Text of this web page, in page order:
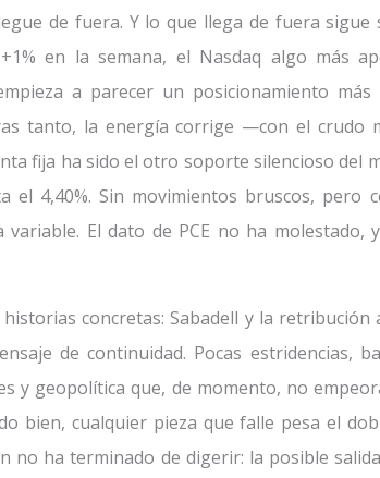
de fuera. Y lo que llega de fuera sigue
en la semana, el Nasdaq algo más
a parecer un posicionamiento
tanto, la energía corrige —con el
fija ha sido el otro soporte silencioso del
el 4,40%. Sin movimientos bruscos, pero
El dato de PCE no ha molestado,
concretas: Sabadell y la retribución
de continuidad. Pocas estridencias,
y geopolítica que, de momento, no
bien, cualquier pieza que falle pesa el
ha terminado de digerir: la posible